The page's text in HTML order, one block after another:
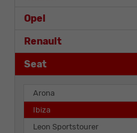
Opel
Renault
Seat
Arona
Ibiza
Leon Sportstourer